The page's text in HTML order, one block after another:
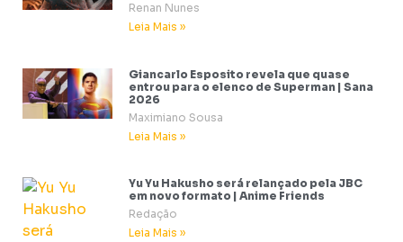
Renan Nunes
Leia Mais »
Giancarlo Esposito revela que quase
entrou para o elenco de Superman | Sana
2026
Maximiano Sousa
Leia Mais »
Yu Yu Hakusho será relançado pela JBC
em novo formato | Anime Friends
Redação
Leia Mais »